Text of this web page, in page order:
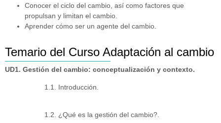
Conocer el ciclo del cambio, así como factores que
propulsan y limitan el cambio.
Aprender cómo ser un agente del cambio.
Temario del Curso Adaptación al cambio
UD1. Gestión del cambio: conceptualización y contexto.
1.1. Introducción.
1.2. ¿Qué es la gestión del cambio?.